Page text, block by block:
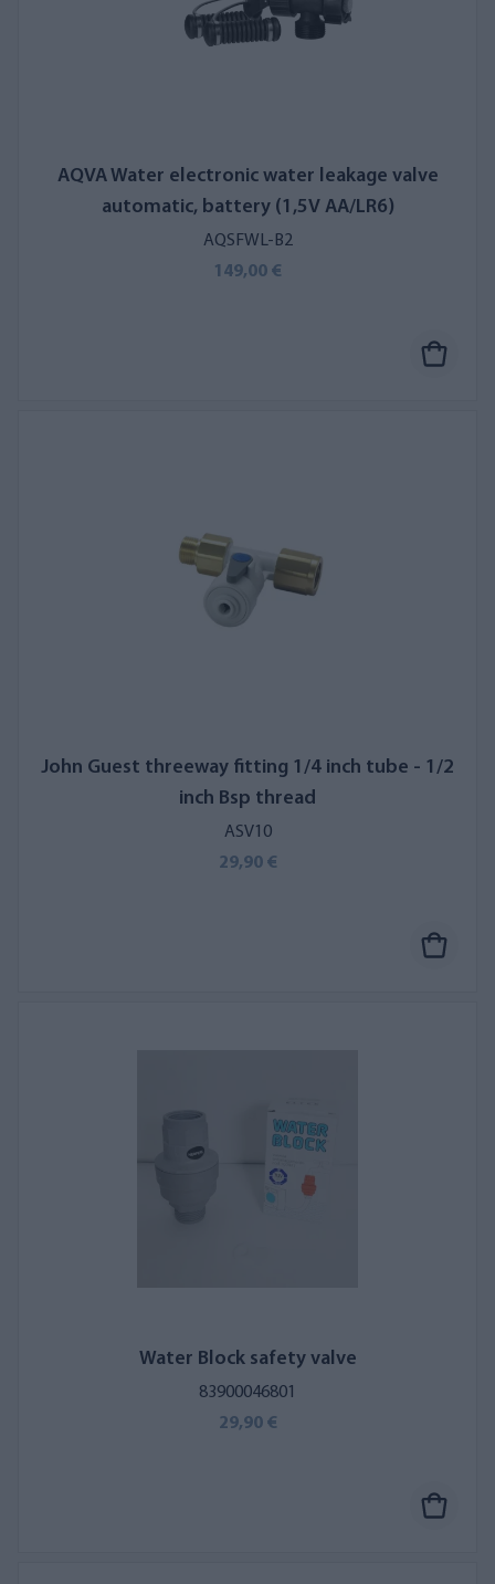
AQVA Water electronic water leakage valve
automatic, battery (1,5V AA/LR6)
AQSFWL-B2
149,00 €
John Guest threeway fitting 1/4 inch tube - 1/2
inch Bsp thread
ASV10
29,90 €
Water Block safety valve
83900046801
29,90 €